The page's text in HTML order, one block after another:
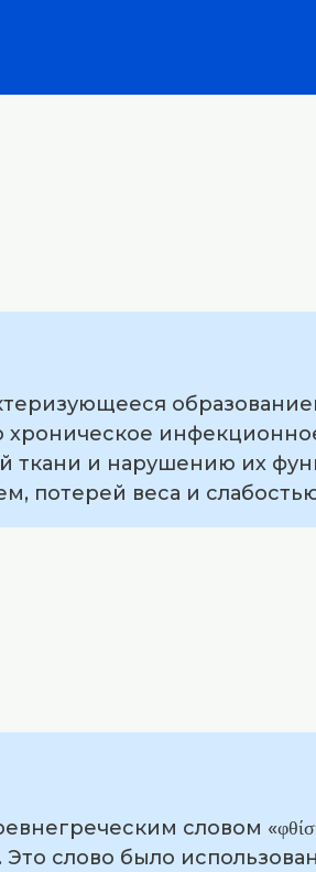
хроническое
и нарушению их
потерей веса и
словом
слово было